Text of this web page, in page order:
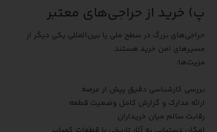
پ) خرید از حراجی‌های معتبر
حراجی‌های بزرگ در سطح ملی یا بین‌المللی یکی دیگر از
مسیرهای امن خرید هستند.
مزیت‌ها:
بررسی کارشناسی دقیق پیش از عرضه
ارائه مدارک و گزارش کامل وضعیت قطعه
رقابت سالم میان خریداران